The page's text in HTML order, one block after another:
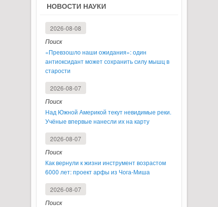
НОВОСТИ НАУКИ
2026-08-08
Поиск
«Превзошло наши ожидания»: один
антиоксидант может сохранить силу мышц в
старости
2026-08-07
Поиск
Над Южной Америкой текут невидимые реки.
Учёные впервые нанесли их на карту
2026-08-07
Поиск
Как вернули к жизни инструмент возрастом
6000 лет: проект арфы из Чога-Миша
2026-08-07
Поиск